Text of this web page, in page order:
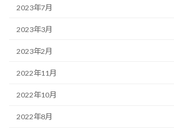
2023年7月
2023年3月
2023年2月
2022年11月
2022年10月
2022年8月